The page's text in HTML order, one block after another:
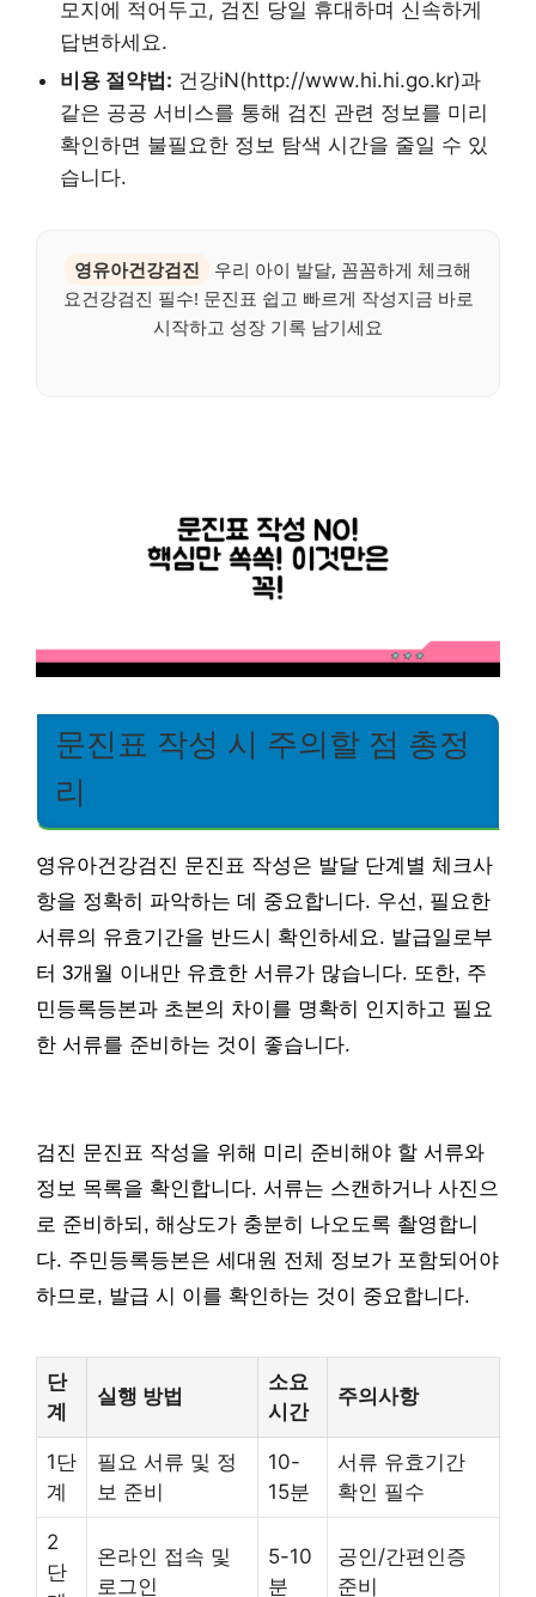
모지에 적어두고, 검진 당일 휴대하며 신속하게
답변하세요.
비용 절약법: 건강iN(http://www.hi.hi.go.kr)과
같은 공공 서비스를 통해 검진 관련 정보를 미리
확인하면 불필요한 정보 탐색 시간을 줄일 수 있
습니다.
영유아건강검진
우리 아이 발달, 꼼꼼하게 체크해
요건강검진 필수! 문진표 쉽고 빠르게 작성지금 바로
시작하고 성장 기록 남기세요
문진표 작성 시 주의할 점 총정
리
영유아건강검진 문진표 작성은 발달 단계별 체크사
항을 정확히 파악하는 데 중요합니다. 우선, 필요한
서류의 유효기간을 반드시 확인하세요. 발급일로부
터 3개월 이내만 유효한 서류가 많습니다. 또한, 주
민등록등본과 초본의 차이를 명확히 인지하고 필요
한 서류를 준비하는 것이 좋습니다.
검진 문진표 작성을 위해 미리 준비해야 할 서류와
정보 목록을 확인합니다. 서류는 스캔하거나 사진으
로 준비하되, 해상도가 충분히 나오도록 촬영합니
다. 주민등록등본은 세대원 전체 정보가 포함되어야
하므로, 발급 시 이를 확인하는 것이 중요합니다.
단
계
실행 방법
소요
시간
주의사항
1단
계
필요 서류 및 정
보 준비
10-
15분
서류 유효기간
확인 필수
2
단
온라인 접속 및
로그인
5-10
분
공인/간편인증
준비